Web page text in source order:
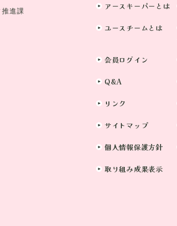
進課
アースキーパーとは
ユースチームとは
会員ログイン
Q&A
リンク
サイトマップ
個人情報保護方針
取り組み成果表示